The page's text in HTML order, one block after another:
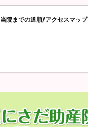
当院までの道順/アクセスマップ